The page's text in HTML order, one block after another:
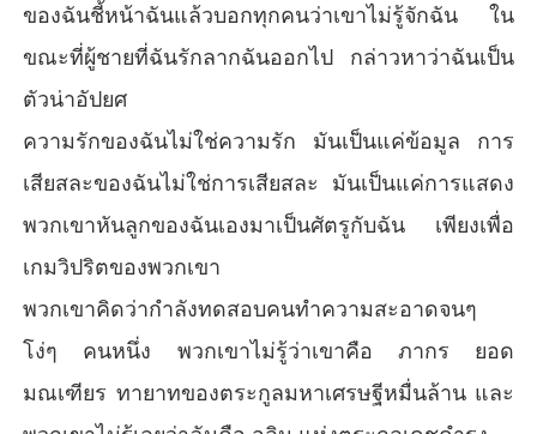
ของฉันชี้หน้าฉันแล้วบอกทุกคนว่าเขาไม่รู้จักฉัน ใน
ขณะที่ผู้ชายที่ฉันรักลากฉันออกไป กล่าวหาว่าฉันเป็น
ตัวน่าอัปยศ
ความรักของฉันไม่ใช่ความรัก มันเป็นแค่ข้อมูล การ
เสียสละของฉันไม่ใช่การเสียสละ มันเป็นแค่การแสดง
พวกเขาหันลูกของฉันเองมาเป็นศัตรูกับฉัน เพียงเพื่อ
เกมวิปริตของพวกเขา
พวกเขาคิดว่ากำลังทดสอบคนทำความสะอาดจนๆ
โง่ๆ คนหนึ่ง พวกเขาไม่รู้ว่าเขาคือ ภากร ยอด
มณเฑียร ทายาทของตระกูลมหาเศรษฐีหมื่นล้าน และ